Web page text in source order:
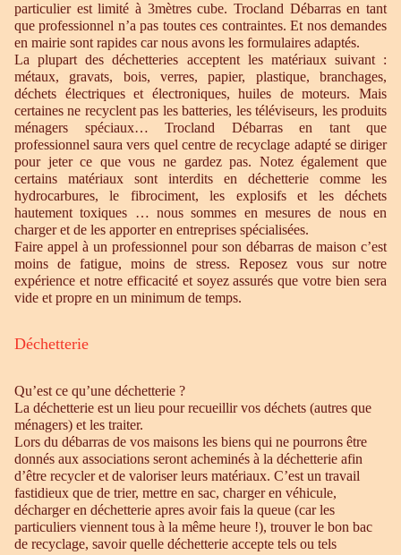
particulier est limité à 3mètres cube. Trocland Débarras en tant
que professionnel n’a pas toutes ces contraintes. Et nos demandes
en mairie sont rapides car nous avons les formulaires adaptés.
La plupart des déchetteries acceptent les matériaux suivant :
métaux, gravats, bois, verres, papier, plastique, branchages,
déchets électriques et électroniques, huiles de moteurs. Mais
certaines ne recyclent pas les batteries, les téléviseurs, les produits
ménagers spéciaux… Trocland Débarras en tant que
professionnel saura vers quel centre de recyclage adapté se diriger
pour jeter ce que vous ne gardez pas. Notez également que
certains matériaux sont interdits en déchetterie comme les
hydrocarbures, le fibrociment, les explosifs et les déchets
hautement toxiques … nous sommes en mesures de nous en
charger et de les apporter en entreprises spécialisées.
Faire appel à un professionnel pour son débarras de maison c’est
moins de fatigue, moins de stress. Reposez vous sur notre
expérience et notre efficacité et soyez assurés que votre bien sera
vide et propre en un minimum de temps.
Déchetterie
Qu’est ce qu’une déchetterie ?
La déchetterie est un lieu pour recueillir vos déchets (autres que
ménagers) et les traiter.
Lors du débarras de vos maisons les biens qui ne pourrons être
donnés aux associations seront acheminés à la déchetterie afin
d’être recycler et de valoriser leurs matériaux. C’est un travail
fastidieux que de trier, mettre en sac, charger en véhicule,
décharger en déchetterie apres avoir fais la queue (car les
particuliers viennent tous à la même heure !), trouver le bon bac
de recyclage, savoir quelle déchetterie accepte tels ou tels